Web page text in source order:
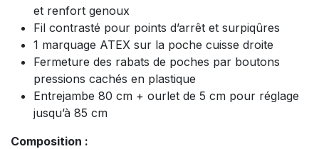
et renfort genoux
Fil contrasté pour points d’arrêt et surpiqûres
1 marquage ATEX sur la poche cuisse droite
Fermeture des rabats de poches par boutons
pressions cachés en plastique
Entrejambe 80 cm + ourlet de 5 cm pour réglage
jusqu’à 85 cm
Composition :